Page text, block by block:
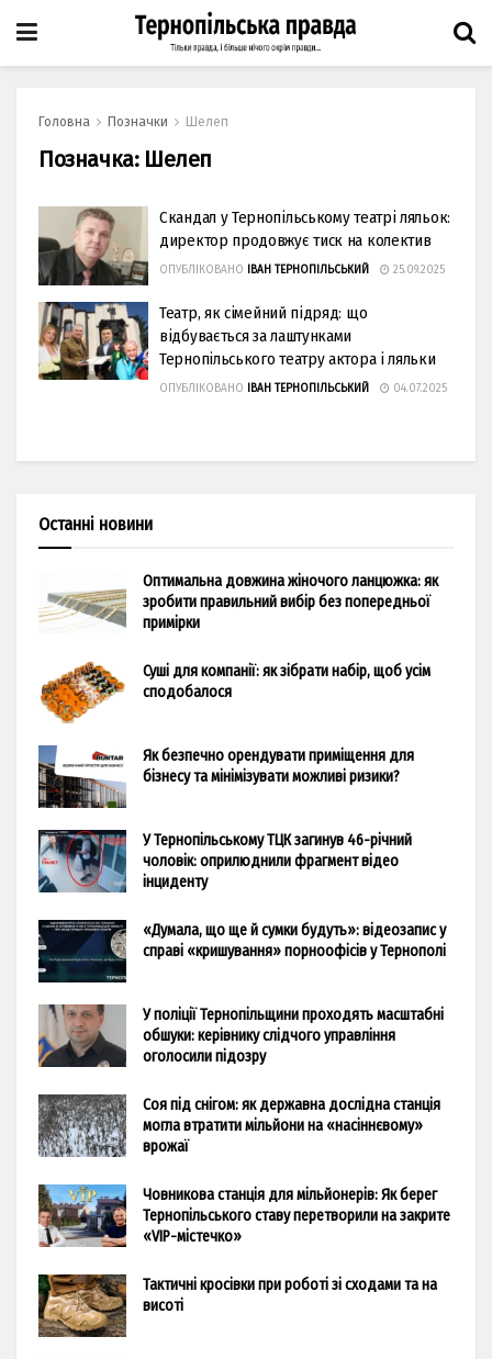
Головна Позначки Шелеп
Позначка: Шелеп
Скандал у Тернопільському театрі ляльок:
директор продовжує тиск на колектив
ОПУБЛІКОВАНО ІВАН ТЕРНОПІЛЬСЬКИЙ 25.09.2025
Театр, як сімейний підряд: що
відбувається за лаштунками
Тернопільського театру актора і ляльки
ОПУБЛІКОВАНО ІВАН ТЕРНОПІЛЬСЬКИЙ 04.07.2025
Останні новини
Оптимальна довжина жіночого ланцюжка: як
зробити правильний вибір без попередньої
примірки
Суші для компанії: як зібрати набір, щоб усім
сподобалося
Як безпечно орендувати приміщення для
бізнесу та мінімізувати можливі ризики?
У Тернопільському ТЦК загинув 46-річний
чоловік: оприлюднили фрагмент відео
інциденту
«Думала, що ще й сумки будуть»: відеозапис у
справі «кришування» порноофісів у Тернополі
У поліції Тернопільщини проходять масштабні
обшуки: керівнику слідчого управління
оголосили підозру
Соя під снігом: як державна дослідна станція
могла втратити мільйони на «насіннєвому»
врожаї
Човникова станція для мільйонерів: Як берег
Тернопільського ставу перетворили на закрите
«VIP-містечко»
Тактичні кросівки при роботі зі сходами та на
висоті